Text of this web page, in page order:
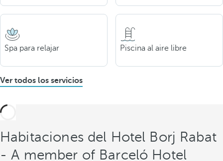
Spa para relajar Piscina al aire libre
Ver todos los servicios
Habitaciones del Hotel Borj Rabat
- A member of Barceló Hotel